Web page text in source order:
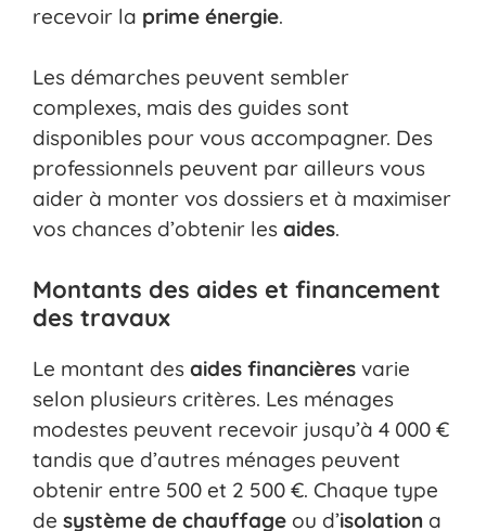
recevoir la prime énergie.
Les démarches peuvent sembler
complexes, mais des guides sont
disponibles pour vous accompagner. Des
professionnels peuvent par ailleurs vous
aider à monter vos dossiers et à maximiser
vos chances d’obtenir les aides.
Montants des aides et financement
des travaux
Le montant des aides financières varie
selon plusieurs critères. Les ménages
modestes peuvent recevoir jusqu’à 4 000 €
tandis que d’autres ménages peuvent
obtenir entre 500 et 2 500 €. Chaque type
de système de chauffage ou d’isolation a